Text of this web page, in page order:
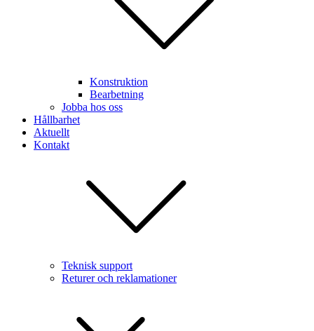
Konstruktion
Bearbetning
Jobba hos oss
Hållbarhet
Aktuellt
Kontakt
Teknisk support
Returer och reklamationer